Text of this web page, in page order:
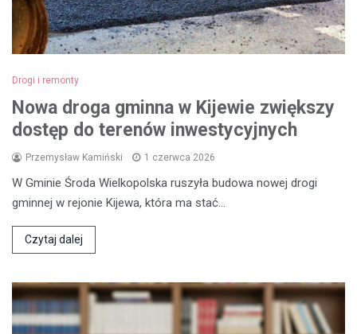
Drogi i remonty
Nowa droga gminna w Kijewie zwiększy
dostęp do terenów inwestycyjnych
Przemysław Kamiński 1 czerwca 2026
W Gminie Środa Wielkopolska ruszyła budowa nowej drogi
gminnej w rejonie Kijewa, która ma stać…
Czytaj dalej